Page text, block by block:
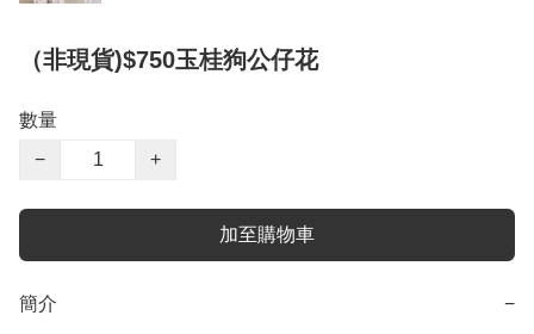
（非現貨)$750玉桂狗公仔花
數量
−
+
加至購物車
簡介 −